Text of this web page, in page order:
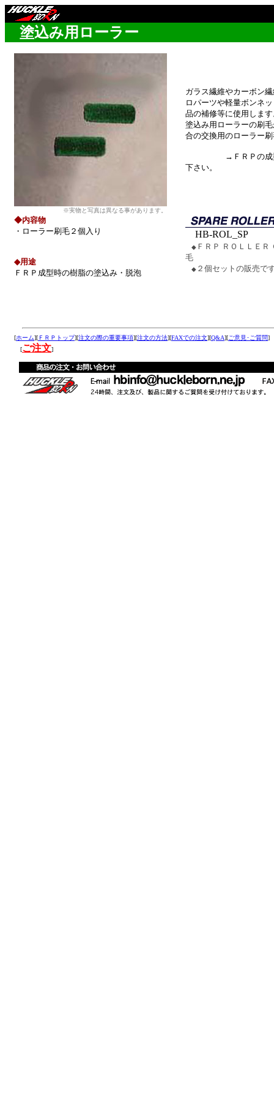
塗込み用ローラー
ガラス繊維やカーボン
ロパーツや軽量ボンネ
品の補修等に使用しま
塗込み用ローラーの刷
合の交換用のローラー
→ＦＲＰの成型
下さい。
※実物と写真は異なる事があります。
◆内容物
・ローラー刷毛２個入り
◆用途
ＦＲＰ成型時の樹脂の塗込み・脱泡
HB-ROL_SP
◆ ＦＲＰ ＲＯＬＬＥＲ
毛
◆ ２個セットの販売で
[ホーム][ＦＲＰトップ][注文の際の重要事項][注文の方法][FAXでの注文][Q&A][ご意見･ご質問
[ご注文]